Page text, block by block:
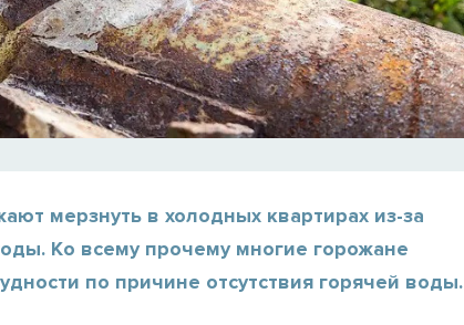
мерзнуть в холодных квартирах из-за
Ко всему прочему многие горожане
по причине отсутствия горячей воды.